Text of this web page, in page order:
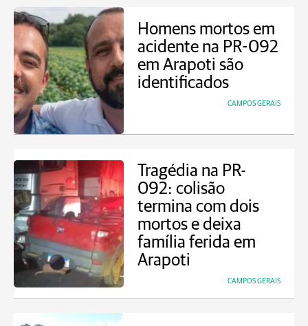
Homens mortos em
acidente na PR-092
em Arapoti são
identificados
CAMPOS GERAIS
Tragédia na PR-
092: colisão
termina com dois
mortos e deixa
família ferida em
Arapoti
CAMPOS GERAIS